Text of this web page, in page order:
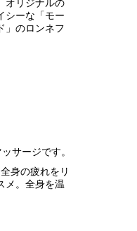
シーな「モー
」のロンネフ
サージです。
身の疲れをリ
メ。全身を温